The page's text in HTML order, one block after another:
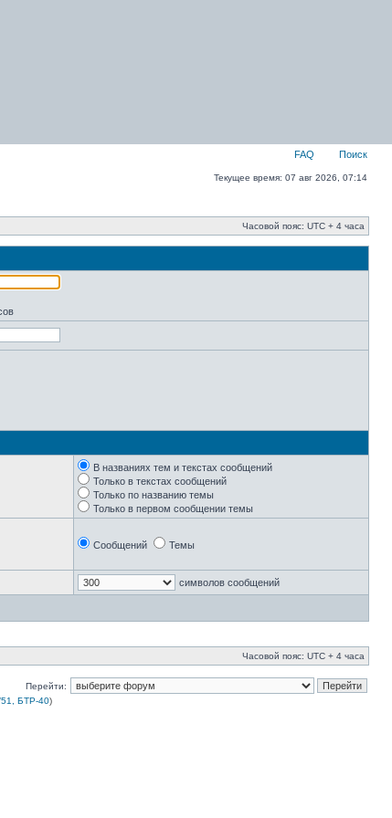
FAQ Поиск
Текущее время: 07 авг 2026, 07:14
Часовой пояс: UTC + 4 часа
В названиях тем и текстах сообщений
Только в текстах сообщений
Только по названию темы
Только в первом сообщении темы
Сообщений Темы
символов сообщений
Часовой пояс: UTC + 4 часа
Перейти:
51, БТР-40)